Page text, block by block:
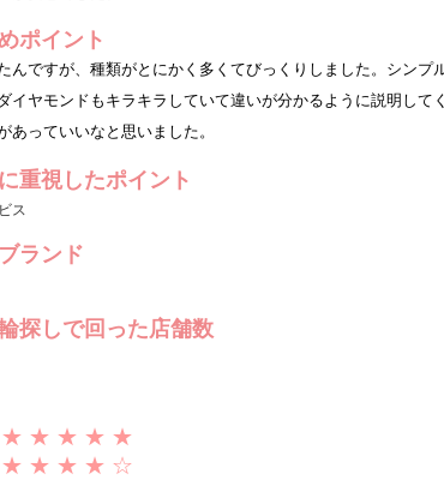
ポイント
んですが、種類がとにかく多くてびっくりしました。シン
イヤモンドもキラキラしていて違いが分かるように説明し
あっていいなと思いました。
重視したポイント
ス
ランド
探しで回った店舗数
★ ★ ★ ★ ★
★ ★ ★ ★ ☆